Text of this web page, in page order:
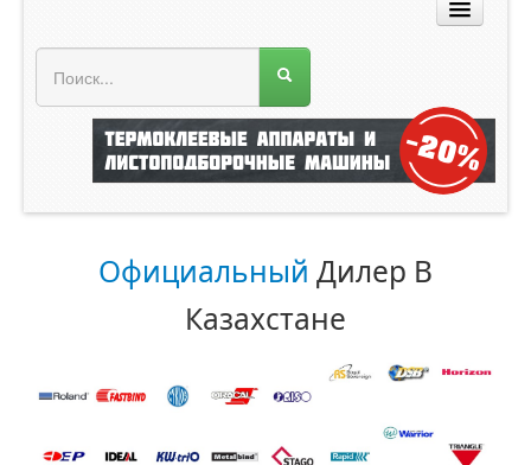
Официальный Дилер В
Казахстане